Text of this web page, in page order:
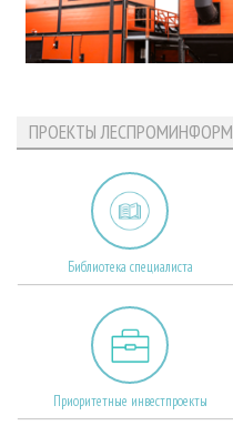
ПРОЕКТЫ ЛЕСПРОМИНФОРМ
Библиотека специалиста
Приоритетные инвестпроекты